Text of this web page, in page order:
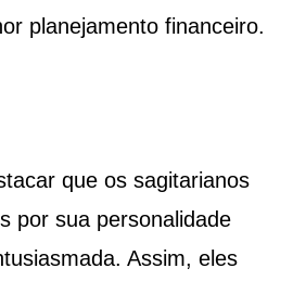
planejamento financeiro.
que os sagitarianos
por sua personalidade
Assim, eles